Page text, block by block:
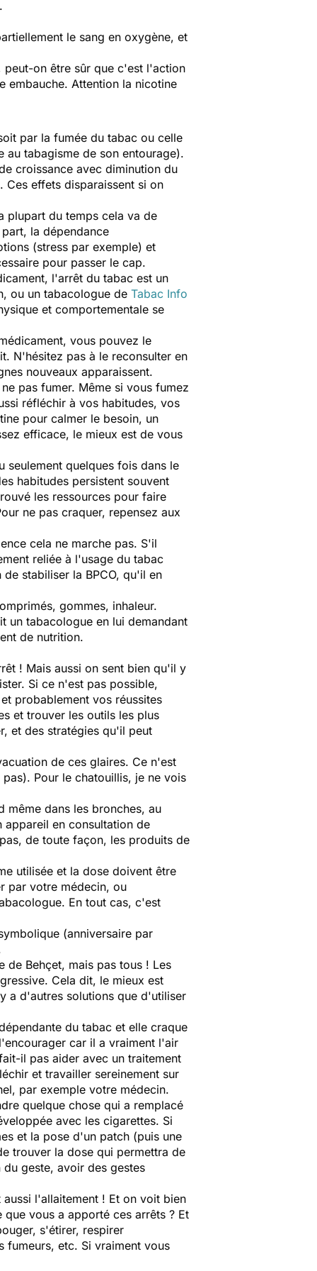
le sang en oxygène, et
peut-on être sûr que c'est l'action
embauche. Attention la nicotine
par la fumée du tabac ou celle
au tabagisme de son entourage).
croissance avec diminution du
. Ces effets disparaissent si on
plupart du temps cela va de
la dépendance
(stress par exemple) et
pour passer le cap.
l'arrêt du tabac est un
ou un tabacologue de Tabac Info
et comportementale se
vous pouvez le
N'hésitez pas à le reconsulter en
nouveaux apparaissent.
pas fumer. Même si vous fumez
réfléchir à vos habitudes, vos
pour calmer le besoin, un
efficace, le mieux est de vous
seulement quelques fois dans le
habitudes persistent souvent
les ressources pour faire
ne pas craquer, repensez aux
cela ne marche pas. S'il
reliée à l'usage du tabac
stabiliser la BPCO, qu'il en
gommes, inhaleur.
un tabacologue en lui demandant
de nutrition.
! Mais aussi on sent bien qu'il y
Si ce n'est pas possible,
probablement vos réussites
et trouver les outils les plus
et des stratégies qu'il peut
de ces glaires. Ce n'est
Pour le chatouillis, je ne vois
même dans les bronches, au
en consultation de
de toute façon, les produits de
utilisée et la dose doivent être
par votre médecin, ou
En tout cas, c'est
(anniversaire par
de Behçet, mais pas tous ! Les
Cela dit, le mieux est
a d'autres solutions que d'utiliser
du tabac et elle craque
car il a vraiment l'air
il pas aider avec un traitement
et travailler sereinement sur
par exemple votre médecin.
quelque chose qui a remplacé
avec les cigarettes. Si
et la pose d'un patch (puis une
trouver la dose qui permettra de
geste, avoir des gestes
l'allaitement ! Et on voit bien
vous a apporté ces arrêts ? Et
s'étirer, respirer
etc. Si vraiment vous